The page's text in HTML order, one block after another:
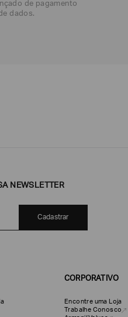
de pagamento
dados.
NEWSLETTER
Cadastrar
CORPORATIVO
Encontre uma Loja
Trabalhe Conosco